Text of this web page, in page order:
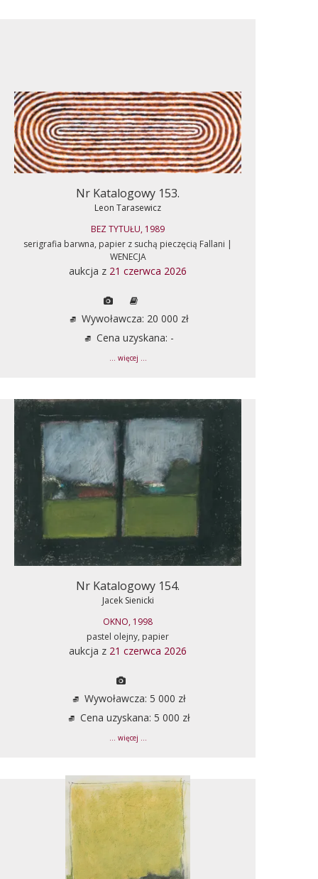
Nr Katalogowy 153.
Leon Tarasewicz
BEZ TYTUŁU, 1989
serigrafia barwna, papier z suchą pieczęcią Fallani |
WENECJA
aukcja z 21 czerwca 2026
Wywoławcza: 20 000 zł
Cena uzyskana: -
... więcej ...
Nr Katalogowy 154.
Jacek Sienicki
OKNO, 1998
pastel olejny, papier
aukcja z 21 czerwca 2026
Wywoławcza: 5 000 zł
Cena uzyskana: 5 000 zł
... więcej ...